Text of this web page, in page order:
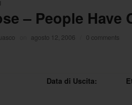
– People Have
agosto 12, 2006 0 comments
Data di Uscita: